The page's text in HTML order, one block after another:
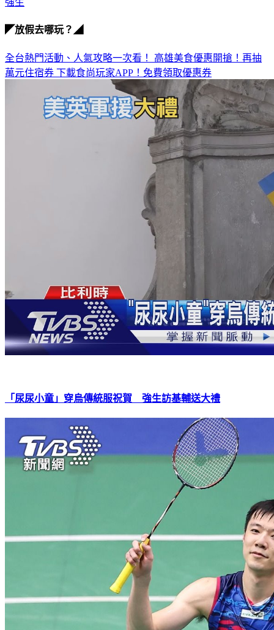
核電廠
全台熱門活動、人氣攻略一次看！高雄美食優惠開搶！再抽
下載食尚玩家APP！免費領取優惠券